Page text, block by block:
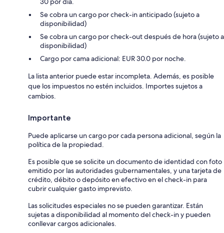
Se cobra un cargo por check-in anticipado (sujeto a
disponibilidad)
Se cobra un cargo por check-out después de hora (sujeto a
disponibilidad)
Cargo por cama adicional: EUR 30.0 por noche.
La lista anterior puede estar incompleta. Además, es posible
que los impuestos no estén incluidos. Importes sujetos a
cambios.
Importante
Puede aplicarse un cargo por cada persona adicional, según la
política de la propiedad.
Es posible que se solicite un documento de identidad con foto
emitido por las autoridades gubernamentales, y una tarjeta de
crédito, débito o depósito en efectivo en el check-in para
cubrir cualquier gasto imprevisto.
Las solicitudes especiales no se pueden garantizar. Están
sujetas a disponibilidad al momento del check-in y pueden
conllevar cargos adicionales.